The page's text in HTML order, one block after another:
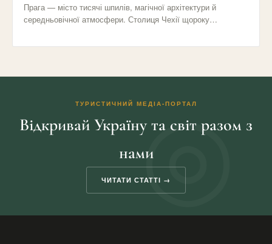
Прага — місто тисячі шпилів, магічної архітектури й
середньовічної атмосфери. Столиця Чехії щороку
ТУРИСТИЧНИЙ МЕДІА-ПОРТАЛ
Відкривай Україну та світ разом з
нами
ЧИТАТИ СТАТТІ →